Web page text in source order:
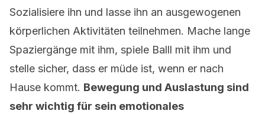
Sozialisiere ihn und lasse ihn an ausgewogenen
körperlichen Aktivitäten teilnehmen. Mache lange
Spaziergänge mit ihm, spiele Balll mit ihm und
stelle sicher, dass er müde ist, wenn er nach
Hause kommt. Bewegung und Auslastung sind
sehr wichtig für sein emotionales